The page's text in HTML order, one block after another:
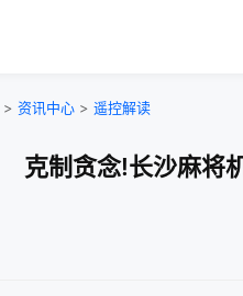
> 资讯中心 > 遥控解读
克制贪念!长沙麻将